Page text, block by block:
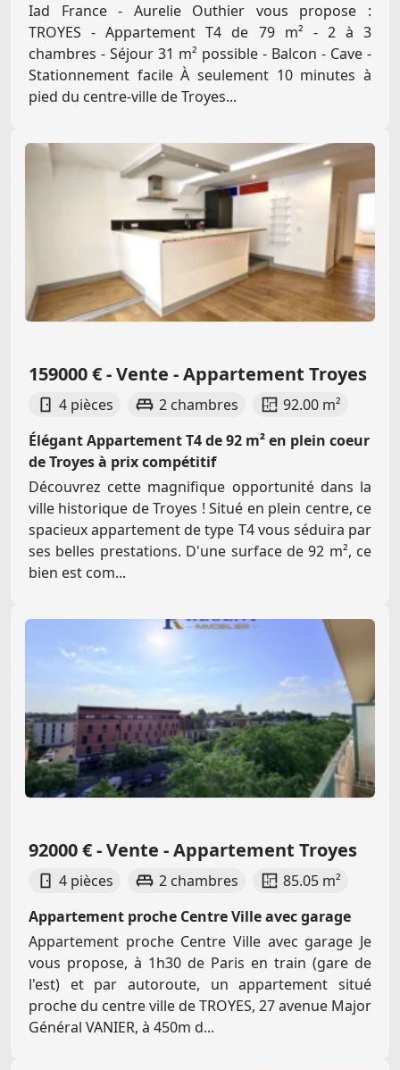
Iad France - Aurelie Outhier vous propose :
TROYES - Appartement T4 de 79 m² - 2 à 3
chambres - Séjour 31 m² possible - Balcon - Cave -
Stationnement facile À seulement 10 minutes à
pied du centre-ville de Troyes...
159000 € - Vente - Appartement Troyes
4 pièces 2 chambres
92.00 m²
Élégant Appartement T4 de 92 m² en plein coeur
de Troyes à prix compétitif
Découvrez cette magnifique opportunité dans la
ville historique de Troyes ! Situé en plein centre, ce
spacieux appartement de type T4 vous séduira par
ses belles prestations. D'une surface de 92 m², ce
bien est com...
92000 € - Vente - Appartement Troyes
4 pièces 2 chambres
85.05 m²
Appartement proche Centre Ville avec garage
Appartement proche Centre Ville avec garage Je
vous propose, à 1h30 de Paris en train (gare de
l'est) et par autoroute, un appartement situé
proche du centre ville de TROYES, 27 avenue Major
Général VANIER, à 450m d...